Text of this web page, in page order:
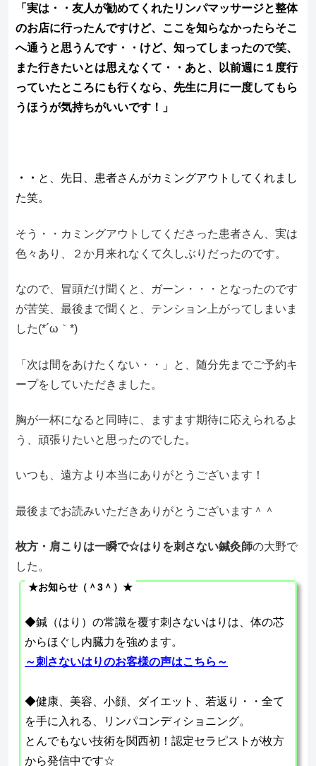
「実は・・友人が勧めてくれたリンパマッサージと整体
のお店に行ったんですけど、ここを知らなかったらそこ
へ通うと思うんです・・けど、知ってしまったので笑、
また行きたいとは思えなくて・・あと、以前週に１度行
っていたところにも行くなら、先生に月に一度してもら
うほうが気持ちがいいです！」
・・ と、先日、患者さんがカミングアウトしてくれまし
た笑。
そう・・カミングアウトしてくださった患者さん、実は
色々あり、２か月来れなくて久しぶりだったのです。
なので、冒頭だけ聞くと、ガーン・・・となったのです
が苦笑、最後まで聞くと、テンション上がってしまいま
した(*´ω｀*)
「次は間をあけたくない・・」と、随分先までご予約キ
ープをしていただきました。
胸が一杯になると同時に、ますます期待に応えられるよ
う、頑張りたいと思ったのでした。
いつも、遠方より本当にありがとうございます！
最後までお読みいただきありがとうございます＾＾
枚方・肩こりは一瞬で☆はりを刺さない鍼灸師の大野で
した。
★お知らせ（＾3＾）★
◆鍼（はり）の常識を覆す刺さないはりは、体の芯
からほぐし内臓力を強めます。
～刺さないはりのお客様の声はこちら～
◆健康、美容、小顔、ダイエット、若返り・・全て
を手に入れる、リンパコンディショニング。
とんでもない技術を関西初！認定セラピストが枚方
から発信中です☆